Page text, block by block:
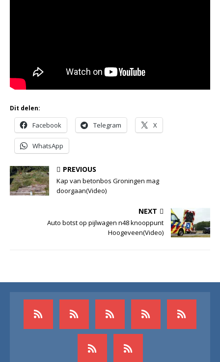
Dit delen:
Facebook Telegram X
WhatsApp
PREVIOUS
Kap van betonbos Groningen mag
doorgaan(Video)
NEXT
Auto botst op pijlwagen n48 knooppunt
Hoogeveen(Video)